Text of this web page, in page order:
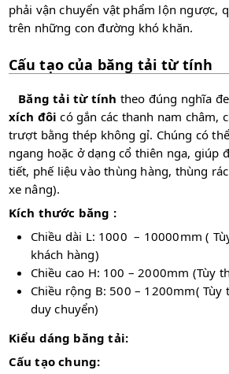
phải vận chuyển vật phẩm lộn ngược,
trên những con đường khó khăn.
Cấu tạo của băng tải từ tính
Băng tải từ tính theo đúng nghĩa
xích đôi có gắn các thanh nam châm,
trượt bằng thép không gỉ. Chúng có
ngang hoặc ở dạng cổ thiên nga, giúp
tiết, phế liệu vào thùng hàng, thùng
xe nâng).
Kích thước băng :
Chiều dài L: 1000 – 10000mm (
khách hàng)
Chiều cao H: 100 – 2000mm (Tùy
Chiều rộng B: 500 – 1200mm( Tùy
duy chuyển)
Kiểu dáng băng tải:
Cấu tạo chung: